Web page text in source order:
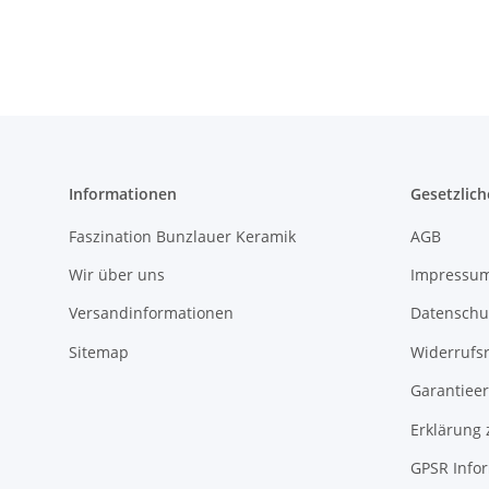
Informationen
Faszination Bunzlauer Keramik
Wir über uns
Versandinformationen
Sitemap
AGB
Erklärung
GPSR